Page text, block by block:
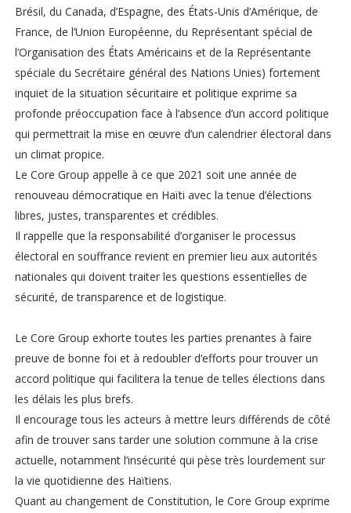
Brésil, du Canada, d’Espagne, des États-Unis d’Amérique, de
France, de l’Union Européenne, du Représentant spécial de
l’Organisation des États Américains et de la Représentante
spéciale du Secrétaire général des Nations Unies) fortement
inquiet de la situation sécuritaire et politique exprime sa
profonde préoccupation face à l’absence d’un accord politique
qui permettrait la mise en œuvre d’un calendrier électoral dans
un climat propice.
Le Core Group appelle à ce que 2021 soit une année de
renouveau démocratique en Haïti avec la tenue d’élections
libres, justes, transparentes et crédibles.
Il rappelle que la responsabilité d’organiser le processus
électoral en souffrance revient en premier lieu aux autorités
nationales qui doivent traiter les questions essentielles de
sécurité, de transparence et de logistique.
Le Core Group exhorte toutes les parties prenantes à faire
preuve de bonne foi et à redoubler d’efforts pour trouver un
accord politique qui facilitera la tenue de telles élections dans
les délais les plus brefs.
Il encourage tous les acteurs à mettre leurs différends de côté
afin de trouver sans tarder une solution commune à la crise
actuelle, notamment l’insécurité qui pèse très lourdement sur
la vie quotidienne des Haïtiens.
Quant au changement de Constitution, le Core Group exprime